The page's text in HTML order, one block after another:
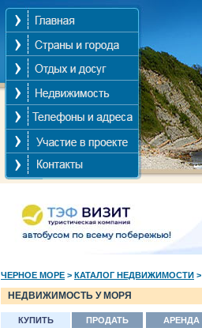
ЧЕРНОЕ МОРЕ > КАТАЛОГ НЕДВИЖИМОСТИ >
НЕДВИЖИМОСТЬ У МОРЯ
КУПИТЬ ПРОДАТЬ АРЕНДА